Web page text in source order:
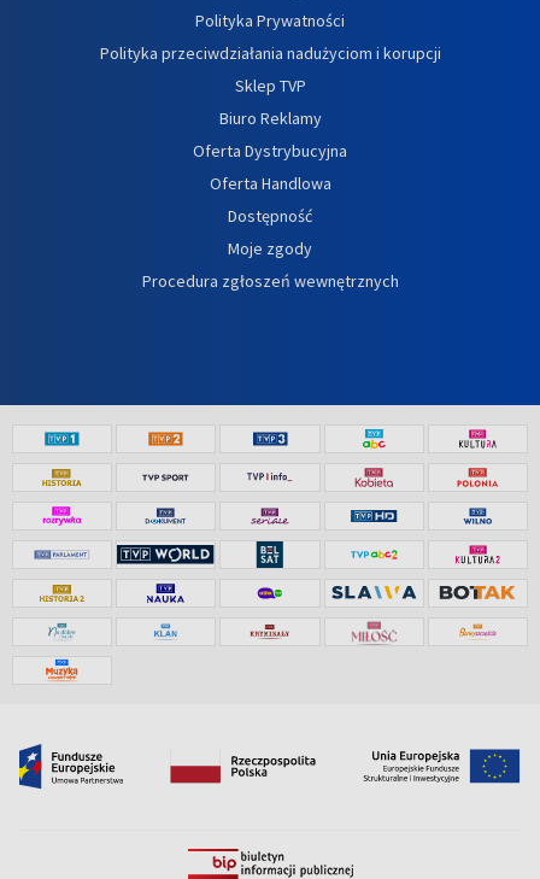
Polityka Prywatności
Polityka przeciwdziałania nadużyciom i korupcji
Sklep TVP
Biuro Reklamy
Oferta Dystrybucyjna
Oferta Handlowa
Dostępność
Moje zgody
Procedura zgłoszeń wewnętrznych